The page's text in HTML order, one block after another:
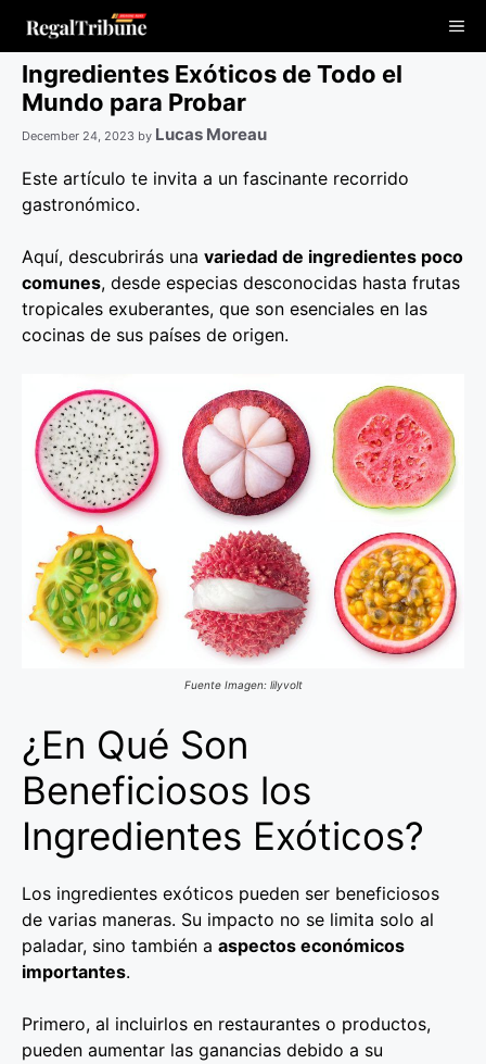
content
Ingredientes Exóticos de Todo el
Mundo para Probar
December 24, 2023 by Lucas Moreau
Este artículo te invita a un fascinante recorrido
gastronómico.
Aquí, descubrirás una variedad de ingredientes poco
comunes, desde especias desconocidas hasta frutas
tropicales exuberantes, que son esenciales en las
cocinas de sus países de origen.
Fuente Imagen: lilyvolt
¿En Qué Son
Beneficiosos los
Ingredientes Exóticos?
Los ingredientes exóticos pueden ser beneficiosos
de varias maneras. Su impacto no se limita solo al
paladar, sino también a aspectos económicos
importantes.
Primero, al incluirlos en restaurantes o productos,
pueden aumentar las ganancias debido a su